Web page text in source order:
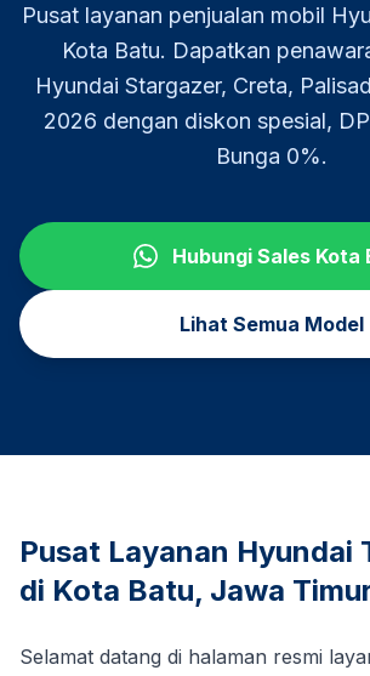
Pusat layanan penjualan mobil
Kota Batu. Dapatkan
Hyundai Stargazer, Creta,
2026 dengan diskon spesial,
Bunga 0%.
Hubungi Sales Kota
Lihat Semua Model
Pusat Layanan Hyundai
di Kota Batu, Jawa
Selamat datang di halaman resmi